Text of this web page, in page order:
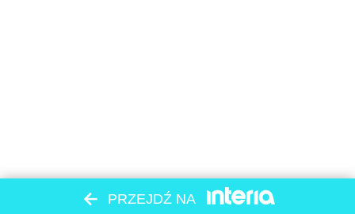
PRZEJDŹ NA